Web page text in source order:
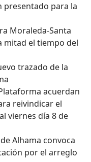
presentado para la
Moraleda-Santa
mitad el tiempo del
trazado de la
acuerdan
reivindicar el
viernes día 8 de
Alhama convoca
por el arreglo